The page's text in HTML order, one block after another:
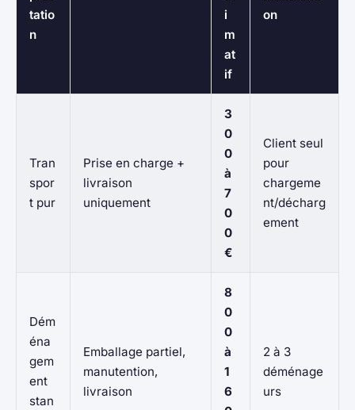
tatio
n
i
m
at
if
on
Tran
spor
t pur
Prise en charge +
livraison
uniquement
3
0
0
à
7
0
0
€
Client seul
pour
chargeme
nt/décharg
ement
Dém
éna
gem
ent
stan
Emballage partiel,
manutention,
livraison
8
0
0
à
1
6
2 à 3
déménage
urs